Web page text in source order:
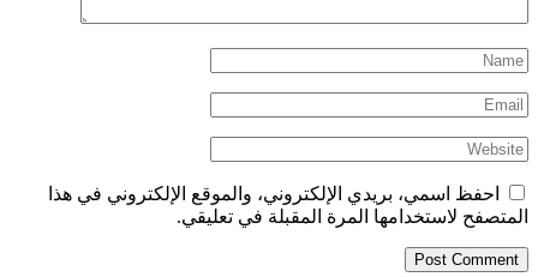
احفظ اسمي، بريدي الإلكتروني، والموقع الإلكتروني في هذا
المتصفح لاستخدامها المرة المقبلة في تعليقي.